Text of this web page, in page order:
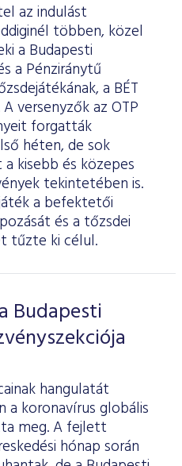
az indulást
többen, közel
a Budapesti
a Pénziránytű
a BÉT
versenyzők az OTP
forgatták
héten, de sok
kisebb és közepes
tekintetében is.
a befektetői
és a tőzsdei
tűzte ki célul.
Budapesti
hangulatát
a koronavírus globális
meg. A fejlett
hónap során